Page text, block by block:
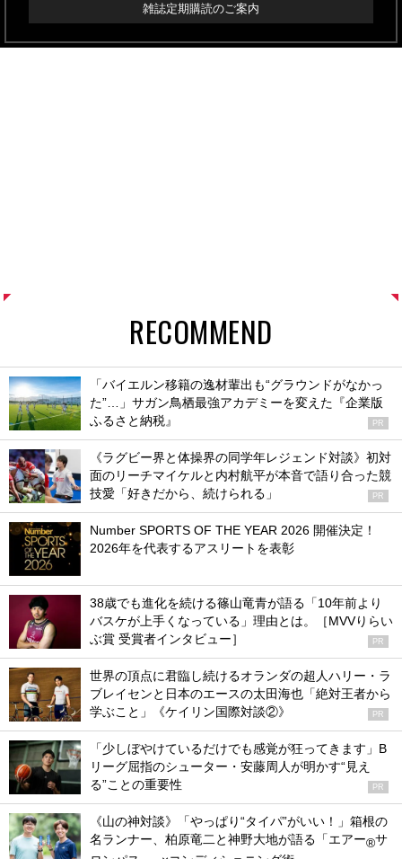
雑誌定期購読のご案内
RECOMMEND
「バイエルン移籍の逸材輩出も“グラウンドがなかっ
た”…」サガン鳥栖最強アカデミーを変えた『企業版
ふるさと納税』
PR
《ラグビー界と体操界の同学年レジェンド対談》初対
面のリーチマイケルと内村航平が本音で語り合った競
技愛「好きだから、続けられる」
PR
Number SPORTS OF THE YEAR 2026 開催決定！
2026年を代表するアスリートを表彰
38歳でも進化を続ける篠山竜青が語る「10年前より
バスケが上手くなっている」理由とは。［MVVりらい
ぶ賞 受賞者インタビュー］
PR
世界の頂点に君臨し続けるオランダの超人ハリー・ラ
ブレイセンと日本のエースの太田海也「絶対王者から
学ぶこと」《ケイリン国際対談②》
PR
「少しぼやけているだけでも感覚が狂ってきます」B
リーグ屈指のシューター・安藤周人が明かす“見え
る”ことの重要性
PR
《山の神対談》「やっぱり“タイパ”がいい！」箱根の
名ランナー、柏原竜二と神野大地が語る「エアー®サ